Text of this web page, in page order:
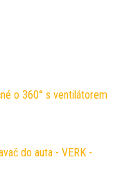
o 360° s ventilátorem
do auta - VERK -